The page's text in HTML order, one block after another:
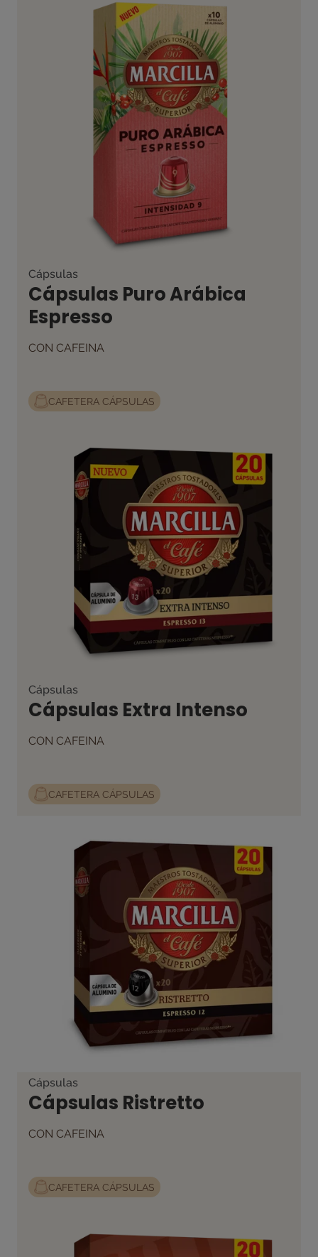
Cápsulas
Cápsulas Puro Arábica
Espresso
CON CAFEINA
CAFETERA CÁPSULAS
Cápsulas
Cápsulas Extra Intenso
CON CAFEINA
CAFETERA CÁPSULAS
Cápsulas
Cápsulas Ristretto
CON CAFEINA
CAFETERA CÁPSULAS